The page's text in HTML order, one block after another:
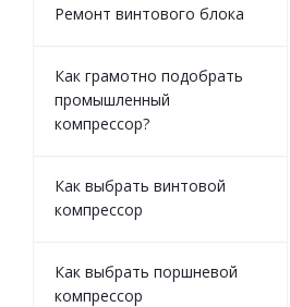
Ремонт винтового блока
Как грамотно подобрать
промышленный
компрессор?
Как выбрать винтовой
компрессор
Как выбрать поршневой
компрессор